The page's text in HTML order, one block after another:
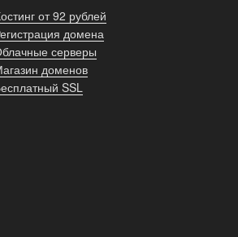
от 92 рублей
домена
серверы
доменов
SSL